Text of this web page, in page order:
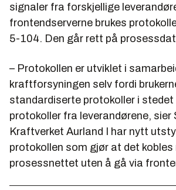
signaler fra forskjellige
frontendserverne brukes
5-104. Den går rett på
– Protokollen er utviklet i
kraftforsyningen selv fordi
standardiserte protokoller i
protokoller fra leverandørene, sier
Kraftverket Aurland I har nytt
protokollen som gjør at det
prosessnettet uten å gå via